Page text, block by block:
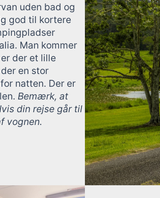
uden bad og
god til kortere
Man kommer
der et lille
en stor
natten. Der er
Bemærk, at
din rejse går til
vognen.